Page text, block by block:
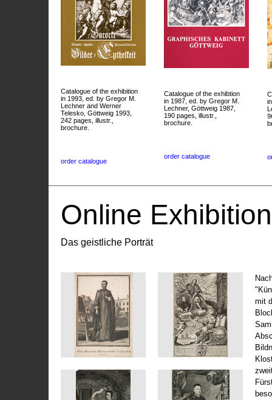
Catalogue of the exhibition
in 1993, ed. by Gregor M.
Lechner and Werner
Telesko, Göttweig 1993,
242 pages, illustr.,
brochure.
order catalogue
Catalogue of the exhibtion
in 1987, ed. by Gregor M.
Lechner, Göttweig 1987,
190 pages, illustr.,
brochure.
order catalogue
Online
Das geistliche Porträt
mit